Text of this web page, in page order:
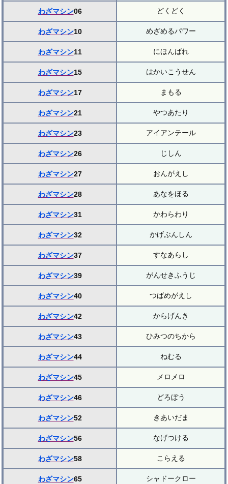
わざマシン06 どくどく
わざマシン10 めざめるパワー
わざマシン11 にほんばれ
わざマシン15 はかいこうせん
わざマシン17 まもる
わざマシン21 やつあたり
わざマシン23 アイアンテール
わざマシン26 じしん
わざマシン27 おんがえし
わざマシン28 あなをほる
わざマシン31 かわらわり
わざマシン32 かげぶんしん
わざマシン37 すなあらし
わざマシン39 がんせきふうじ
わざマシン40 つばめがえし
わざマシン42 からげんき
わざマシン43 ひみつのちから
わざマシン44 ねむる
わざマシン45 メロメロ
わざマシン46 どろぼう
わざマシン52 きあいだま
わざマシン56 なげつける
わざマシン58 こらえる
わざマシン65 シャドークロー